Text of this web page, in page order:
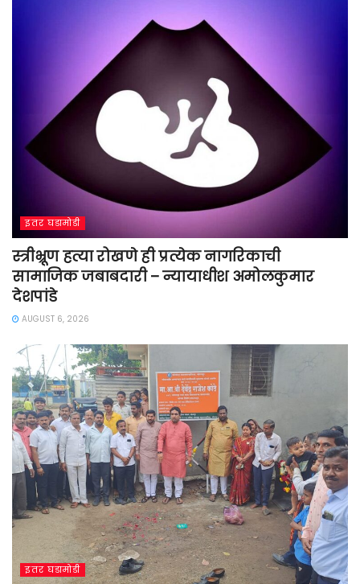
इतर घडामोडी
स्त्रीभ्रूण हत्या रोखणे ही प्रत्येक नागरिकाची
सामाजिक जबाबदारी – न्यायाधीश अमोलकुमार
देशपांडे
AUGUST 6, 2026
इतर घडामोडी